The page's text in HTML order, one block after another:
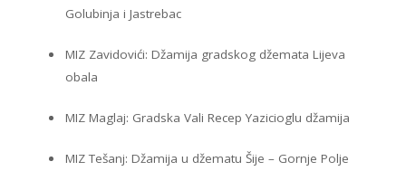
Golubinja i Jastrebac
MIZ Zavidovići: Džamija gradskog džemata Lijeva
obala
MIZ Maglaj: Gradska Vali Recep Yazicioglu džamija
MIZ Tešanj: Džamija u džematu Šije – Gornje Polje